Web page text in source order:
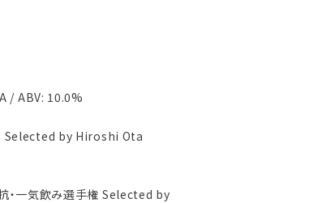
/ ABV: 10.0%
Selected by Hiroshi Ota
・一気飲み選手権 Selected by